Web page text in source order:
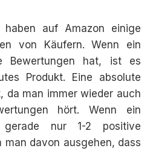
haben auf Amazon einige
von Käufern. Wenn ein
Bewertungen hat, ist es
Produkt. Eine absolute
da man immer wieder auch
hört. Wenn ein
nur 1-2 positive
man davon ausgehen, dass